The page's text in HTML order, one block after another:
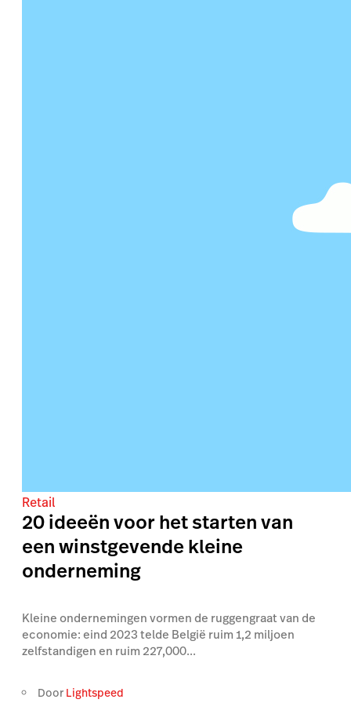
Retail
20 ideeën voor het starten van
een winstgevende kleine
onderneming
Kleine ondernemingen vormen de ruggengraat van de
economie: eind 2023 telde België ruim 1,2 miljoen
zelfstandigen en ruim 227,000...
Door Lightspeed